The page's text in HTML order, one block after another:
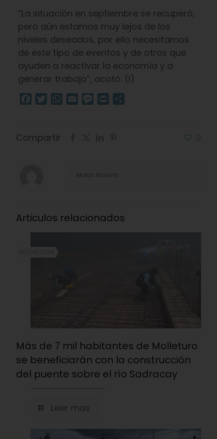
“La situación en septiembre se recuperó,
pero aún estamos muy lejos de los
niveles deseados, por ello necesitamos
de este tipo de eventos y de otros que
ayuden a reactivar la economía y a
generar trabajo”, acotó. (I)
Facebook
TwitterWhatsApp
Email Message
Print
Compartir
Marco Navarro
Articulos relacionados
Más de 7 mil habitantes de Molleturo
se beneficiarán con la construcción
del puente sobre el río Sadracay
Leer mas